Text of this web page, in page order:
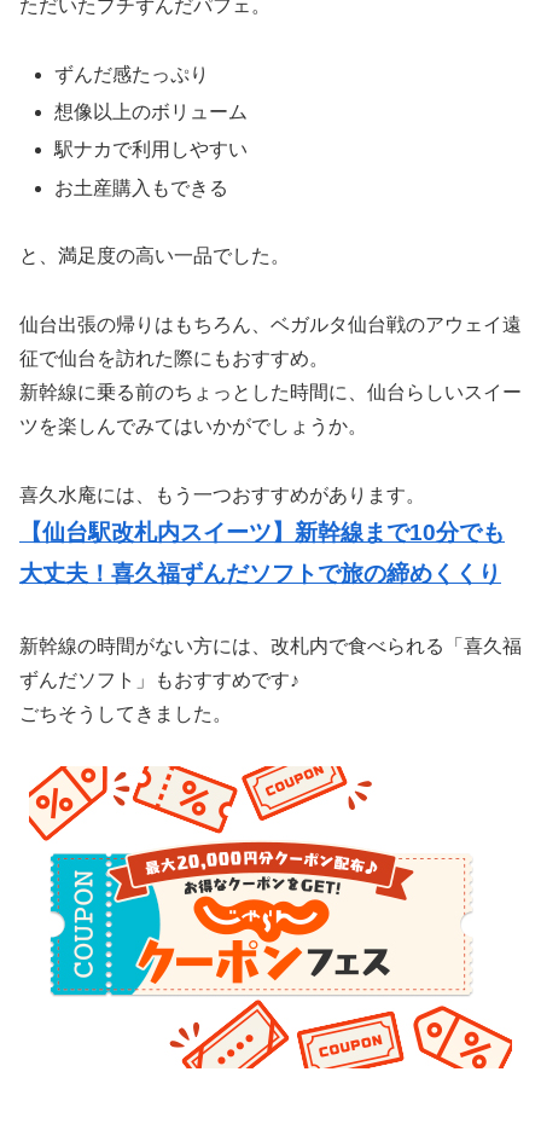
ただいたプチずんだパフェ。
ずんだ感たっぷり
想像以上のボリューム
駅ナカで利用しやすい
お土産購入もできる
と、満足度の高い一品でした。
仙台出張の帰りはもちろん、ベガルタ仙台戦のアウェイ遠
征で仙台を訪れた際にもおすすめ。
新幹線に乗る前のちょっとした時間に、仙台らしいスイー
ツを楽しんでみてはいかがでしょうか。
喜久水庵には、もう一つおすすめがあります。
【仙台駅改札内スイーツ】新幹線まで10分でも
大丈夫！喜久福ずんだソフトで旅の締めくくり
新幹線の時間がない方には、改札内で食べられる「喜久福
ずんだソフト」もおすすめです♪
ごちそうしてきました。